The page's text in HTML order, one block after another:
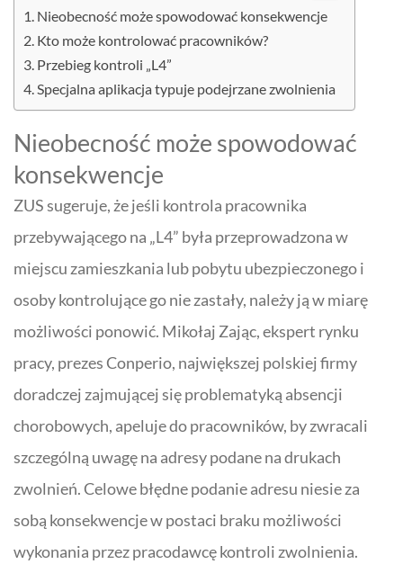
Nieobecność może spowodować konsekwencje
Kto może kontrolować pracowników?
Przebieg kontroli „L4”
Specjalna aplikacja typuje podejrzane zwolnienia
Nieobecność może spowodować
konsekwencje
ZUS sugeruje, że jeśli kontrola pracownika
przebywającego na „L4” była przeprowadzona w
miejscu zamieszkania lub pobytu ubezpieczonego i
osoby kontrolujące go nie zastały, należy ją w miarę
możliwości ponowić. Mikołaj Zając, ekspert rynku
pracy, prezesConperio, największej polskiej firmy
doradczej zajmującej się problematyką absencji
chorobowych, apeluje do pracowników, by zwracali
szczególną uwagę na adresy podane na drukach
zwolnień. Celowe błędne podanie adresu niesie za
sobą konsekwencje w postaci braku możliwości
wykonania przez pracodawcę kontroli zwolnienia.